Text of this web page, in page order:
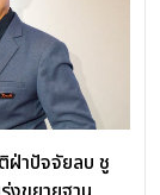
ฝ่าปัจจัยลบ ชู